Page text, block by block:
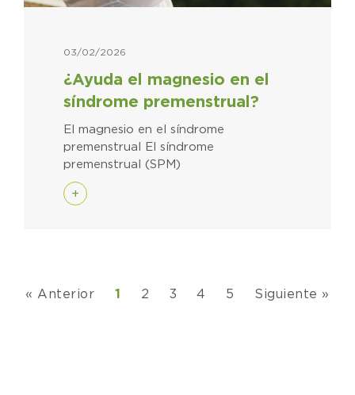
¿Ayuda el magnesio en el
síndrome premenstrual?
03/02/2026
El magnesio en el síndrome
premenstrual El síndrome
premenstrual (SPM)
+
« Anterior 1 2 3 4 5 Siguiente »